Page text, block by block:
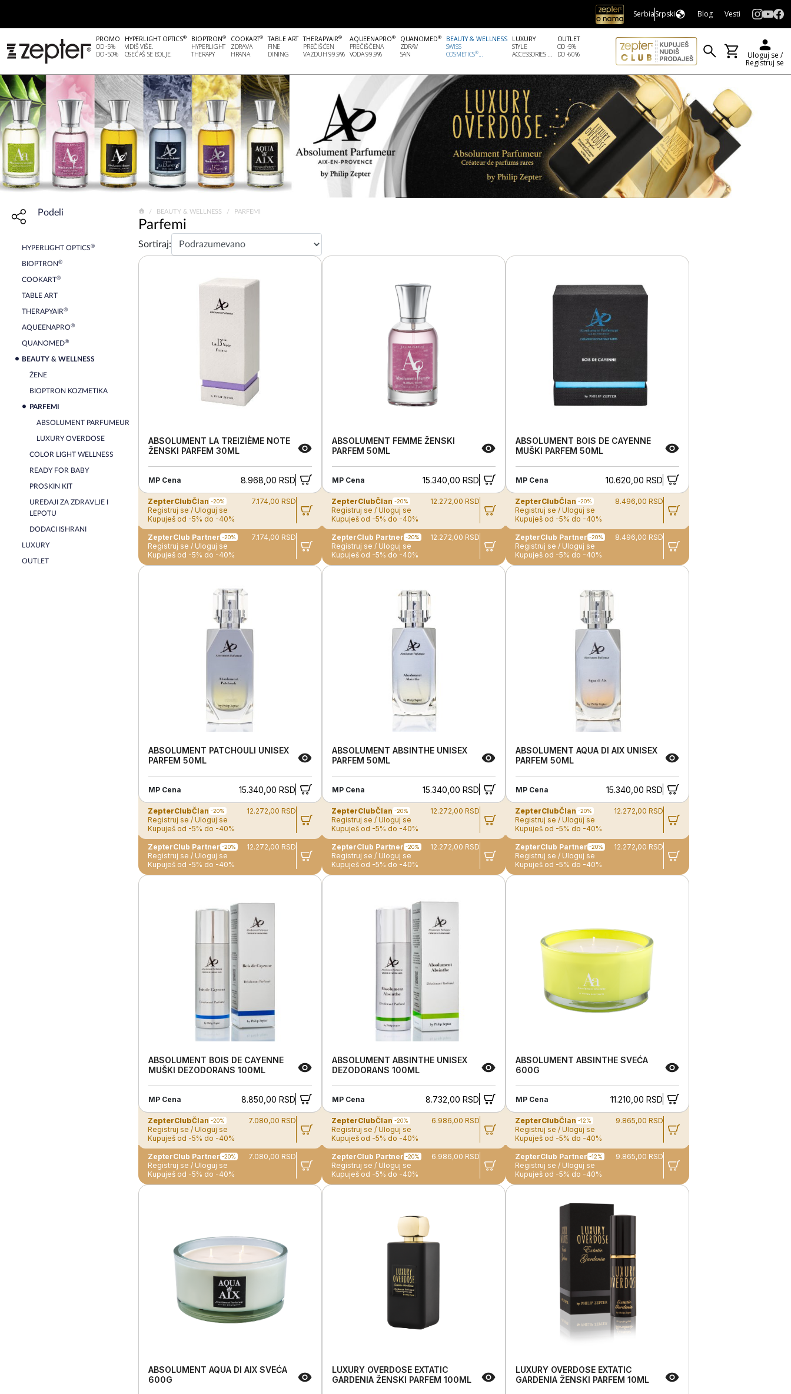
SerbiaSrpski Blog Vesti
PROMO
OD -5%
DO -50%
HYPERLIGHT OPTICS®
VIDIŠ VIŠE.
OSEĆAŠ SE BOLJE.
BIOPTRON®
HYPERLIGHT
THERAPY
COOKART®
ZDRAVA
HRANA
TABLE ART
FINE
DINING
THERAPYAIR®
PREČIŠĆEN
VAZDUH 99.9%
AQUEENAPRO®
PREČIŠČENA
VODA 99.9%
QUANOMED®
ZDRAV
SAN
BEAUTY & WELLNESS
SWISS
COSMETICS®...
LUXURY
STYLE
ACCESSORIES ...
OUTLET
OD -5%
DO -60%
Uloguj se /
Registruj se
Share widget, open sharing modal with Enter
Podeli
HYPERLIGHT OPTICS®
BIOPTRON®
COOKART®
TABLE ART
THERAPYAIR®
AQUEENAPRO®
QUANOMED®
BEAUTY & WELLNESS
ŽENE
BIOPTRON KOZMETIKA
PARFEMI
ABSOLUMENT PARFUMEUR
LUXURY OVERDOSE
COLOR LIGHT WELLNESS
READY FOR BABY
PROSKIN KIT
UREĐAJI ZA ZDRAVLJE I
LEPOTU
DODACI ISHRANI
LUXURY
OUTLET
BEAUTY & WELLNESS PARFEMI
Parfemi
Sortiraj:
ABSOLUMENT LA TREIZIÈME NOTE
ŽENSKI PARFEM 30ML
MP Cena 8.968,00 RSD
ZepterClubČlan -20%
7.174,00 RSD
Registruj se / Uloguj se
Kupuješ od -5% do -40%
ZepterClub Partner -20%
7.174,00 RSD
Registruj se / Uloguj se
Kupuješ od -5% do -40%
ABSOLUMENT FEMME ŽENSKI
PARFEM 50ML
MP Cena 15.340,00 RSD
ZepterClubČlan -20%
12.272,00 RSD
Registruj se / Uloguj se
Kupuješ od -5% do -40%
ZepterClub Partner -20%
12.272,00 RSD
Registruj se / Uloguj se
Kupuješ od -5% do -40%
ABSOLUMENT BOIS DE CAYENNE
MUŠKI PARFEM 50ML
MP Cena 10.620,00 RSD
ZepterClubČlan -20%
8.496,00 RSD
Registruj se / Uloguj se
Kupuješ od -5% do -40%
ZepterClub Partner -20%
8.496,00 RSD
Registruj se / Uloguj se
Kupuješ od -5% do -40%
ABSOLUMENT PATCHOULI UNISEX
PARFEM 50ML
MP Cena 15.340,00 RSD
ZepterClubČlan -20%
12.272,00 RSD
Registruj se / Uloguj se
Kupuješ od -5% do -40%
ZepterClub Partner -20%
12.272,00 RSD
Registruj se / Uloguj se
Kupuješ od -5% do -40%
ABSOLUMENT ABSINTHE UNISEX
PARFEM 50ML
MP Cena 15.340,00 RSD
ZepterClubČlan -20%
12.272,00 RSD
Registruj se / Uloguj se
Kupuješ od -5% do -40%
ZepterClub Partner -20%
12.272,00 RSD
Registruj se / Uloguj se
Kupuješ od -5% do -40%
ABSOLUMENT AQUA DI AIX UNISEX
PARFEM 50ML
MP Cena 15.340,00 RSD
ZepterClubČlan -20%
12.272,00 RSD
Registruj se / Uloguj se
Kupuješ od -5% do -40%
ZepterClub Partner -20%
12.272,00 RSD
Registruj se / Uloguj se
Kupuješ od -5% do -40%
ABSOLUMENT BOIS DE CAYENNE
MUŠKI DEZODORANS 100ML
MP Cena 8.850,00 RSD
ZepterClubČlan -20%
7.080,00 RSD
Registruj se / Uloguj se
Kupuješ od -5% do -40%
ZepterClub Partner -20%
7.080,00 RSD
Registruj se / Uloguj se
Kupuješ od -5% do -40%
ABSOLUMENT ABSINTHE UNISEX
DEZODORANS 100ML
MP Cena 8.732,00 RSD
ZepterClubČlan -20%
6.986,00 RSD
Registruj se / Uloguj se
Kupuješ od -5% do -40%
ZepterClub Partner -20%
6.986,00 RSD
Registruj se / Uloguj se
Kupuješ od -5% do -40%
ABSOLUMENT ABSINTHE SVEĆA
600G
MP Cena 11.210,00 RSD
ZepterClubČlan -12%
9.865,00 RSD
Registruj se / Uloguj se
Kupuješ od -5% do -40%
ZepterClub Partner -12%
9.865,00 RSD
Registruj se / Uloguj se
Kupuješ od -5% do -40%
ABSOLUMENT AQUA DI AIX SVEĆA
600G
LUXURY OVERDOSE EXTATIC
GARDENIA ŽENSKI PARFEM 100ML
LUXURY OVERDOSE EXTATIC
GARDENIA ŽENSKI PARFEM 10ML